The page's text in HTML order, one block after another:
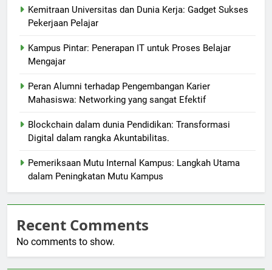
Kemitraan Universitas dan Dunia Kerja: Gadget Sukses
Pekerjaan Pelajar
Kampus Pintar: Penerapan IT untuk Proses Belajar
Mengajar
Peran Alumni terhadap Pengembangan Karier
Mahasiswa: Networking yang sangat Efektif
Blockchain dalam dunia Pendidikan: Transformasi
Digital dalam rangka Akuntabilitas.
Pemeriksaan Mutu Internal Kampus: Langkah Utama
dalam Peningkatan Mutu Kampus
Recent Comments
No comments to show.